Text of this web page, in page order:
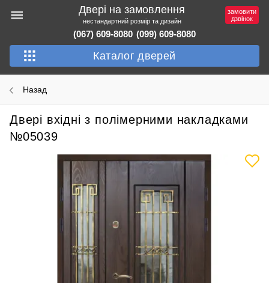
Двері на замовлення
нестандартний розмір та дизайн
(067) 609-8080 (099) 609-8080
Каталог дверей
замовити
дзвінок
Назад
Двері вхідні з полімерними накладками
№05039